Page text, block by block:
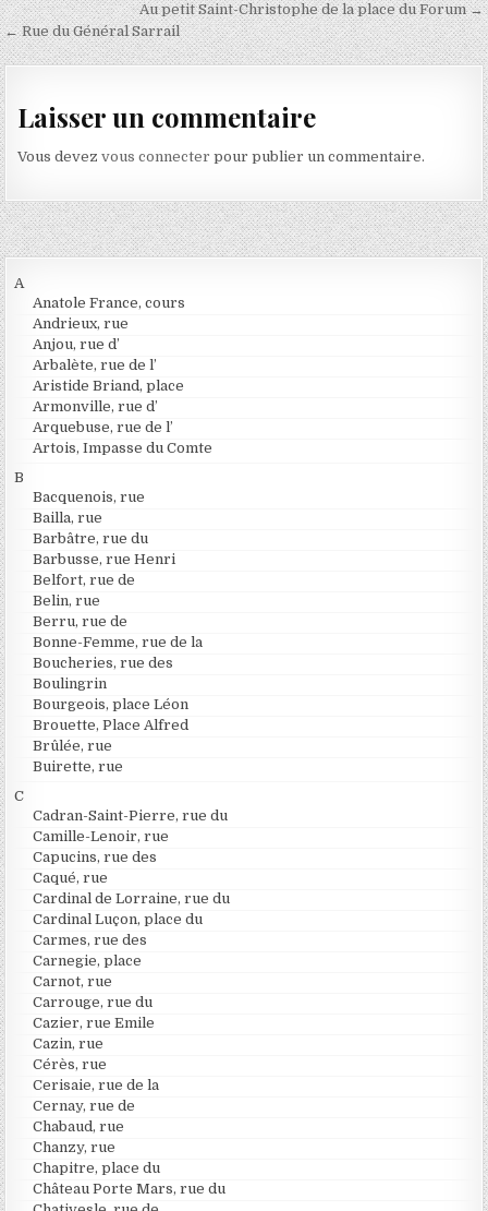
Navigation de l’article
Au petit Saint-Christophe de la place du Forum →
← Rue du Général Sarrail
Laisser un commentaire
Vous devezvous connecter pour publier un commentaire.
A
Anatole France, cours
Andrieux, rue
Anjou, rue d’
Arbalète, rue de l’
Aristide Briand, place
Armonville, rue d’
Arquebuse, rue de l’
Artois, Impasse du Comte
B
Bacquenois, rue
Bailla, rue
Barbâtre, rue du
Barbusse, rue Henri
Belfort, rue de
Belin, rue
Berru, rue de
Bonne-Femme, rue de la
Boucheries, rue des
Boulingrin
Bourgeois, place Léon
Brouette, Place Alfred
Brûlée, rue
Buirette, rue
C
Cadran-Saint-Pierre, rue du
Camille-Lenoir, rue
Capucins, rue des
Caqué, rue
Cardinal de Lorraine, rue du
Cardinal Luçon, place du
Carmes, rue des
Carnegie, place
Carnot, rue
Carrouge, rue du
Cazier, rue Emile
Cazin, rue
Cérès, rue
Cerisaie, rue de la
Cernay, rue de
Chabaud, rue
Chanzy, rue
Chapitre, place du
Château Porte Mars, rue du